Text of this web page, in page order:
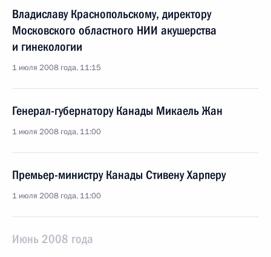
Владиславу Краснопольскому, директору
Московского областного НИИ акушерства
и гинекологии
1 июля 2008 года, 11:15
Генерал-губернатору Канады Микаель Жан
1 июля 2008 года, 11:00
Премьер-министру Канады Стивену Харперу
1 июля 2008 года, 11:00
Июнь 2008 года